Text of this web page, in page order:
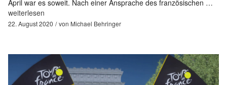
April war es soweit. Nach einer Ansprache des französischen …
weiterlesen
22. August 2020 von Michael Behringer